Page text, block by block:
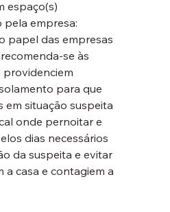
espaço(s)
empresa:
papel das empresas
se às
providenciem
para que
em situação suspeita
onde pernoitar e
dias necessários
da suspeita e evitar
a casa e contagiem a